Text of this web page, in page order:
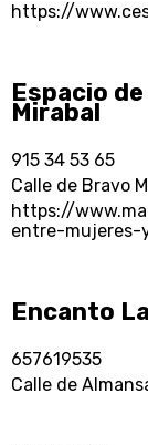
https://
Espacio
Mirabal
915 34 53 65
Calle de Bravo
https://
entre-mujeres-
Encanto
657619535
Calle de